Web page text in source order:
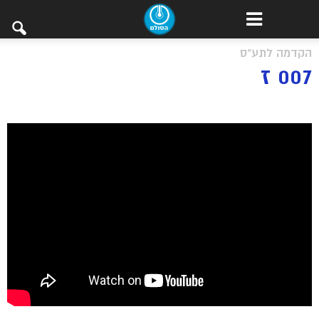
הקדמה לתע"ס
007 ז